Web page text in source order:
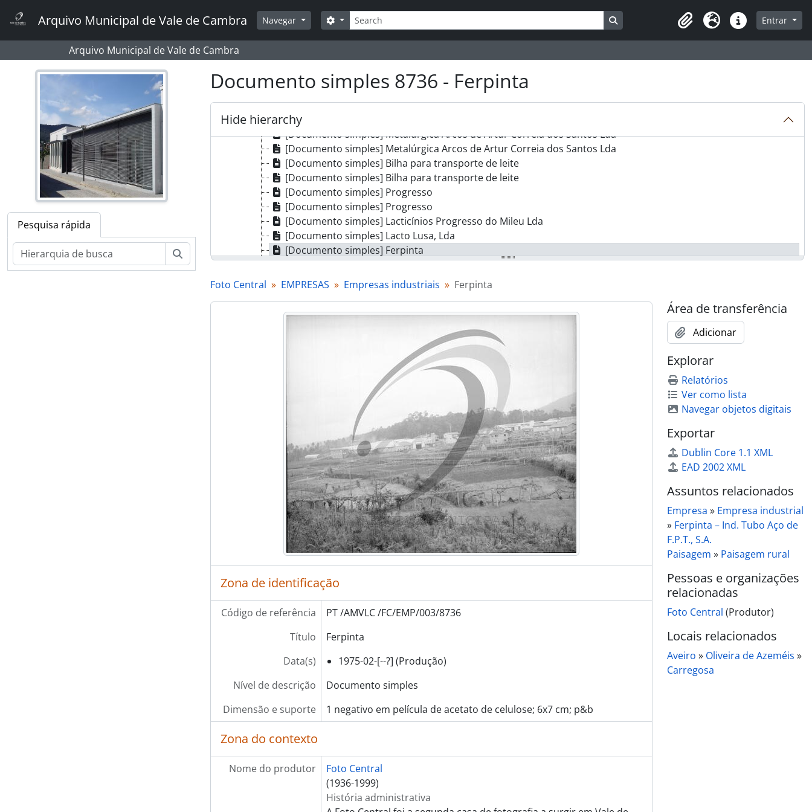
Arquivo Municipal de Vale de Cambra Navegar Pesquisar
Opções de busca Busque na página de navegação
Clipboard
Idioma Ligações rápidas
Entrar
Arquivo Municipal de Vale de Cambra
Pesquisa rápida
Pesquisar
Documento simples 8736 - Ferpinta
Hide hierarchy
[Documento simples] Ferpinta
[Documento simples] Ferpinta
[Documento simples] Lacto Lusa, Lda
[Documento simples] Lacto Lusa, Lda
[Documento simples] Embalagens de alumínio de Almeida e Freitas, Lda
[Documento simples] Arsopi
[Documento simples] Arsopi
[Documento simples] Metalúrgica Arcos de Artur Correia dos Santos Lda
[Documento simples] Metalúrgica Arcos de Artur Correia dos Santos Lda
[Documento simples] Bilha para transporte de leite
[Documento simples] Bilha para transporte de leite
[Documento simples] Progresso
[Documento simples] Progresso
[Documento simples] Lacticínios Progresso do Mileu Lda
[Documento simples] Lacto Lusa, Lda
[Documento simples] Ferpinta
[Documento simples] Uniagri
[Documento simples] Uniagri
[Documento simples] Uniagri
[Documento simples] Uniagri
[Documento simples] Uniagri
[Documento simples] Uniagri
[Documento simples] Uniagri
[Documento simples] Equipamento industrial da Metalúrgica Arcos de Artur Correia dos Santos Lda, na Uniagri
[Documento simples] Equipamento industrial da Metalúrgica Arcos de Artur Correia dos Santos Lda, na Uniagri
[Documento simples] Equipamento industrial da Metalúrgica Arcos de Artur Correia dos Santos Lda, na Uniagri
[Documento simples] Ferpinta
[Documento simples] Ferpinta
[Documento simples] Ferpinta
[Documento simples] Ferpinta
[Documento simples] Ferpinta
[Documento simples] Ferpinta
[Documento simples] Ferpinta
[Documento simples] Ferpinta
[Documento simples] Ferpinta
[Documento simples] Ferpinta
[Documento simples] Ferpinta
[Documento simples] Ferpinta
[Documento simples] Ferpinta
[Documento simples] Ferpinta
[Documento simples] Ferpinta
[Documento simples] Ferpinta
[Documento simples] Uniagri
[Documento simples] Uniagri
[Documento simples] Uniagri
[Documento simples] Uniagri
[Documento simples] Uniagri
[Documento simples] Neorelva
Foto Central EMPRESAS Empresas industriais Ferpinta
Zona de identificação
Código de referência
PT /AMVLC /FC/EMP/003/8736
Título
Ferpinta
Data(s)
1975-02-[--?] (Produção)
Nível de descrição
Documento simples
Dimensão e suporte
1 negativo em película de acetato de celulose; 6x7 cm; p&b
Zona do contexto
Nome do produtor
Foto Central
(1936-1999)
História administrativa
Área de transferência
Adicionar
Explorar
Relatórios
Ver como lista
Navegar objetos digitais
Exportar
Dublin Core 1.1 XML
EAD 2002 XML
Assuntos relacionados
Empresa » Empresa industrial
» Ferpinta – Ind. Tubo Aço de
F.P.T., S.A.
Paisagem » Paisagem rural
Pessoas e organizações
relacionadas
Foto Central (Produtor)
Locais relacionados
Aveiro » Oliveira de Azeméis »
Carregosa